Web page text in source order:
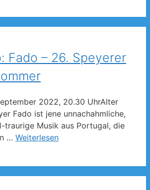
Fado – 26. Speyerer
2022, 20.30 UhrAlter
Fado ist jene unnachahmliche,
traurige Musik aus Portugal, die
… Weiterlesen